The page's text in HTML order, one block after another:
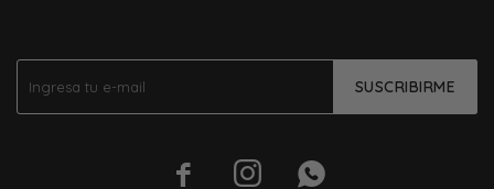
SUSCRIBIRME
  